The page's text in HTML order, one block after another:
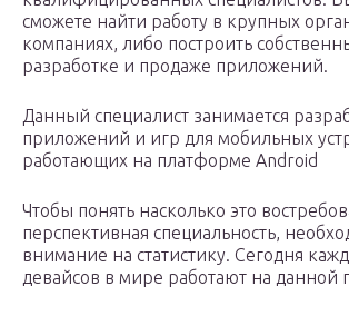
сможете найти работу в крупных
компаниях, либо построить
разработке и продаже приложений.
Данный специалист занимается
приложений и игр для мобильных
работающих на платформе Android
Чтобы понять насколько это
перспективная специальность,
внимание на статистику. Сегодня
девайсов в мире работают на данной